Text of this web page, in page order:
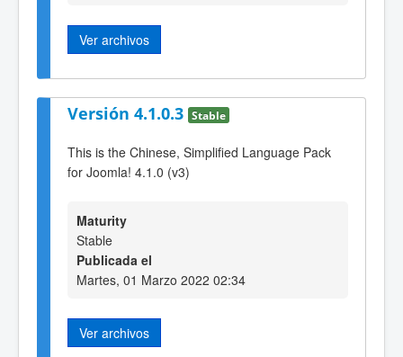
Ver archivos
Versión 4.1.0.3 Stable
This is the Chinese, Simplified Language Pack
for Joomla! 4.1.0 (v3)
Maturity
Stable
Publicada el
Martes, 01 Marzo 2022 02:34
Ver archivos